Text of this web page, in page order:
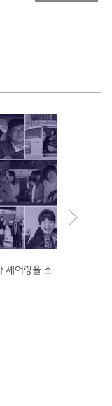
셰어링을 소